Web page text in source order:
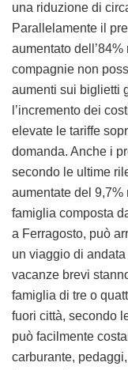
una riduzione di
Parallelamente il
aumentato
compagnie non
aumenti sui biglietti
l’incremento dei
elevate le tariffe
domanda. Anche i
secondo le ultime
aumentate del 9,7%
famiglia composta
a Ferragosto, può
un viaggio di
vacanze brevi
famiglia di tre o
fuori città, secondo
può facilmente
carburante,